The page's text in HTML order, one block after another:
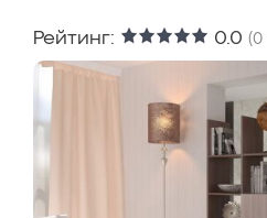
Рейтинг: 0.0 (0